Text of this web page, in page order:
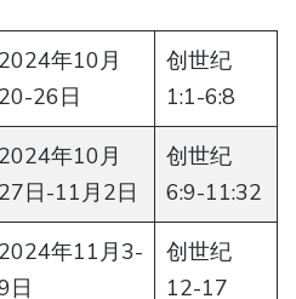
2024年10月
20-26日
创世纪
1:1-6:8
2024年10月
27日-11月2日
创世纪
6:9-11:32
2024年11月3-
日
创世纪
12-17